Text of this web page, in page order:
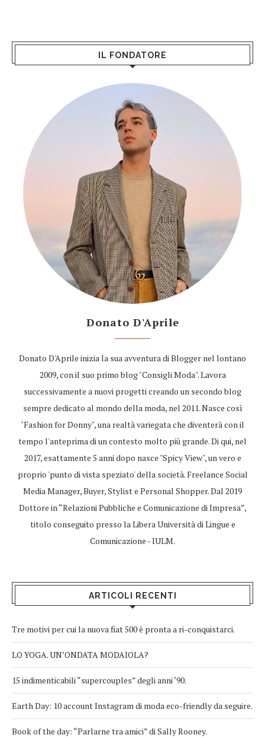
IL FONDATORE
Donato D'Aprile
Donato D'Aprile inizia la sua avventura di Blogger nel lontano
2009, con il suo primo blog "Consigli Moda". Lavora
successivamente a nuovi progetti creando un secondo blog
sempre dedicato al mondo della moda, nel 2011. Nasce così
"Fashion for Donny", una realtà variegata che diventerà con il
tempo l'anteprima di un contesto molto più grande. Di qui, nel
2017, esattamente 5 anni dopo nasce "Spicy View", un vero e
proprio 'punto di vista speziato' della società. Freelance Social
Media Manager, Buyer, Stylist e Personal Shopper. Dal 2019
Dottore in “Relazioni Pubbliche e Comunicazione di Impresa”,
titolo conseguito presso la Libera Università di Lingue e
Comunicazione - IULM.
ARTICOLI RECENTI
Tre motivi per cui la nuova fiat 500 è pronta a ri-conquistarci.
LO YOGA. UN’ONDATA MODAIOLA?
15 indimenticabili “supercouples” degli anni ‘90.
Earth Day: 10 account Instagram di moda eco-friendly da seguire.
Book of the day: “Parlarne tra amici” di Sally Rooney.